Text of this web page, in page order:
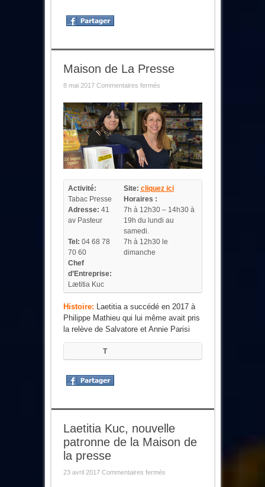
Maison de La Presse
8 mai 2017 Commentaires ferméssur
La
Presse
Activité:
Tabac Presse
Adresse: 41
av Pasteur
Tel: 04 68 78
70 60
Chef
d’Entreprise:
Lætitia Kuc
Site: cliquez ici
Horaires :
7h à 12h30 – 14h30 à
19h du lundi au
samedi.
7h à 12h30 le
dimanche
Histoire: Laetitia a succédé en 2017 à
Philippe Mathieu qui lui même avait pris
la relève de Salvatore et Annie Parisi
T
Laetitia Kuc, nouvelle
patronne de la Maison de
la presse
23 avril 2017 Commentaires ferméssur